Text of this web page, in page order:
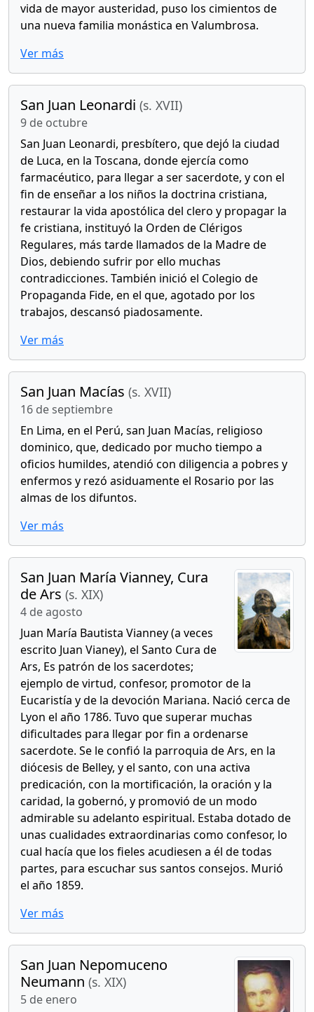
vida de mayor austeridad, puso los cimientos de
una nueva familia monástica en Valumbrosa.
Ver más
San Juan Leonardi (s. XVII)
9 de octubre
San Juan Leonardi, presbítero, que dejó la ciudad
de Luca, en la Toscana, donde ejercía como
farmacéutico, para llegar a ser sacerdote, y con el
fin de enseñar a los niños la doctrina cristiana,
restaurar la vida apostólica del clero y propagar la
fe cristiana, instituyó la Orden de Clérigos
Regulares, más tarde llamados de la Madre de
Dios, debiendo sufrir por ello muchas
contradicciones. También inició el Colegio de
Propaganda Fide, en el que, agotado por los
trabajos, descansó piadosamente.
Ver más
San Juan Macías (s. XVII)
16 de septiembre
En Lima, en el Perú, san Juan Macías, religioso
dominico, que, dedicado por mucho tiempo a
oficios humildes, atendió con diligencia a pobres y
enfermos y rezó asiduamente el Rosario por las
almas de los difuntos.
Ver más
San Juan María Vianney, Cura
de Ars (s. XIX)
4 de agosto
Juan María Bautista Vianney (a veces
escrito Juan Vianey), el Santo Cura de
Ars, Es patrón de los sacerdotes;
ejemplo de virtud, confesor, promotor de la
Eucaristía y de la devoción Mariana. Nació cerca de
Lyon el año 1786. Tuvo que superar muchas
dificultades para llegar por fin a ordenarse
sacerdote. Se le confió la parroquia de Ars, en la
diócesis de Belley, y el santo, con una activa
predicación, con la mortificación, la oración y la
caridad, la gobernó, y promovió de un modo
admirable su adelanto espiritual. Estaba dotado de
unas cualidades extraordinarias como confesor, lo
cual hacía que los fieles acudiesen a él de todas
partes, para escuchar sus santos consejos. Murió
el año 1859.
Ver más
San Juan Nepomuceno
Neumann (s. XIX)
5 de enero